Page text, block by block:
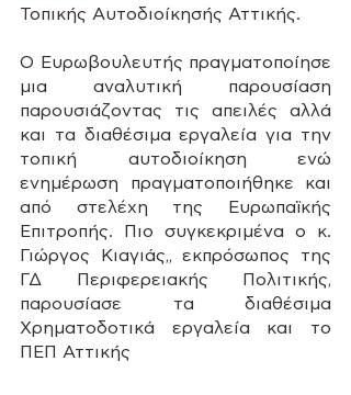
Τοπικής Αυτοδιοίκησής Αττικής.
Ο Ευρωβουλευτής πραγματοποίησε
μια αναλυτική παρουσίαση
παρουσιάζοντας τις απειλές αλλά
και τα διαθέσιμα εργαλεία για την
τοπική αυτοδιοίκηση ενώ
ενημέρωση πραγματοποιήθηκε και
από στελέχη της Ευρωπαϊκής
Επιτροπής. Πιο συγκεκριμένα ο κ.
Γιώργος Κιαγιάς,, εκπρόσωπος της
ΓΔ Περιφερειακής Πολιτικής,
παρουσίασε τα διαθέσιμα
Χρηματοδοτικά εργαλεία και το
ΠΕΠ Αττικής